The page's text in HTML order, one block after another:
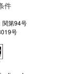
件
関第94号
号